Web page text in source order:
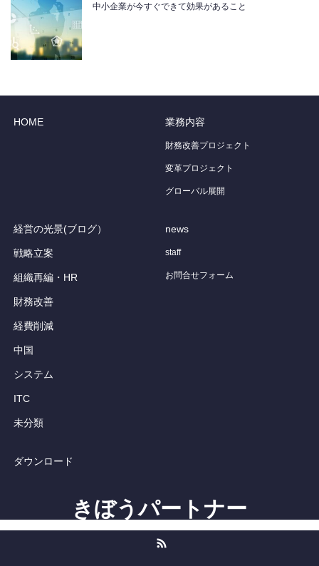
中小企業が今すぐできて効果があること
HOME 業務内容
財務改善プロジェクト
変革プロジェクト
グローバル展開
経営の光景(ブログ）
戦略立案
組織再編・HR
財務改善
経費削減
中国
システム
ITC
未分類
news
staff
お問合せフォーム
ダウンロード
きぼうパートナー